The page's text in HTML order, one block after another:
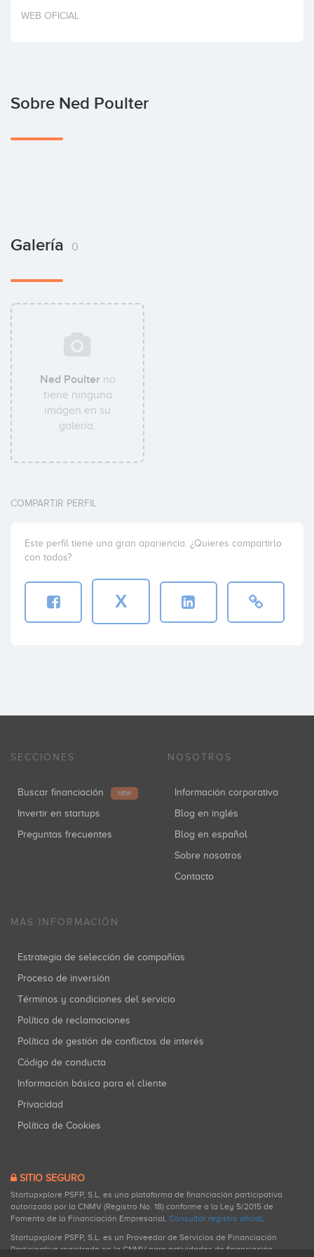
Invertir
WEB OFICIAL
Sobre Ned Poulter
Galería 0
Ned Poulter no
tiene ninguna
imágen en su
galería.
COMPARTIR PERFIL
Este perfil tiene una gran apariencia. ¿Quieres compartirlo
con todos?
X
SECCIONES
Buscar financiación NEW
Invertir en startups
Preguntas frecuentes
NOSOTROS
Información corporativa
Blog en inglés
Blog en español
Sobre nosotros
Contacto
MÁS INFORMACIÓN
Estrategia de selección de compañías
Proceso de inversión
Términos y condiciones del servicio
Política de reclamaciones
Política de gestión de conflictos de interés
Código de conducta
Información básica para el cliente
Privacidad
Política de Cookies
SITIO SEGURO
Startupxplore PSFP, S.L. es una plataforma de financiación participativa
autorizada por la CNMV (Registro No. 18) conforme a la Ley 5/2015 de
Fomento de la Financiación Empresarial. Consultar registro oficial.
Startupxplore PSFP, S.L. es un Proveedor de Servicios de Financiación
Participativa registrado en la CNMV para actividades de financiación